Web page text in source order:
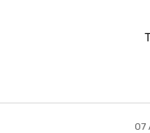
07